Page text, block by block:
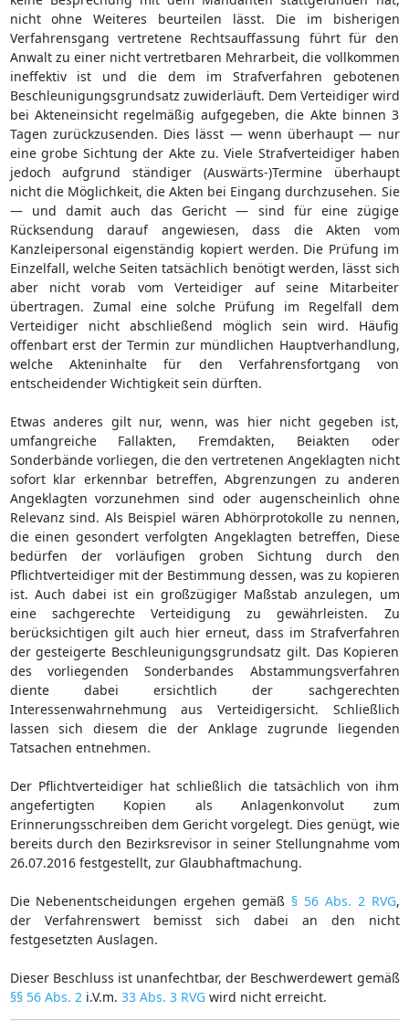
nicht ohne Weiteres beurteilen lässt. Die im bisherigen
Verfahrensgang vertretene Rechtsauffassung führt für den
Anwalt zu einer nicht vertretbaren Mehrarbeit, die vollkommen
ineffektiv ist und die dem im Strafverfahren gebotenen
Beschleunigungsgrundsatz zuwiderläuft. Dem Verteidiger wird
bei Akteneinsicht regelmäßig aufgegeben, die Akte binnen 3
Tagen zurückzusenden. Dies lässt — wenn überhaupt — nur
eine grobe Sichtung der Akte zu. Viele Strafverteidiger haben
jedoch aufgrund ständiger (Auswärts-)Termine überhaupt
nicht die Möglichkeit, die Akten bei Eingang durchzusehen. Sie
— und damit auch das Gericht — sind für eine zügige
Rücksendung darauf angewiesen, dass die Akten vom
Kanzleipersonal eigenständig kopiert werden. Die Prüfung im
Einzelfall, welche Seiten tatsächlich benötigt werden, lässt sich
aber nicht vorab vom Verteidiger auf seine Mitarbeiter
übertragen. Zumal eine solche Prüfung im Regelfall dem
Verteidiger nicht abschließend möglich sein wird. Häufig
offenbart erst der Termin zur mündlichen Hauptverhandlung,
welche Akteninhalte für den Verfahrensfortgang von
entscheidender Wichtigkeit sein dürften.
Etwas anderes gilt nur, wenn, was hier nicht gegeben ist,
umfangreiche Fallakten, Fremdakten, Beiakten oder
Sonderbände vorliegen, die den vertretenen Angeklagten nicht
sofort klar erkennbar betreffen, Abgrenzungen zu anderen
Angeklagten vorzunehmen sind oder augenscheinlich ohne
Relevanz sind. Als Beispiel wären Abhörprotokolle zu nennen,
die einen gesondert verfolgten Angeklagten betreffen, Diese
bedürfen der vorläufigen groben Sichtung durch den
Pflichtverteidiger mit der Bestimmung dessen, was zu kopieren
ist. Auch dabei ist ein großzügiger Maßstab anzulegen, um
eine sachgerechte Verteidigung zu gewährleisten. Zu
berücksichtigen gilt auch hier erneut, dass im Strafverfahren
der gesteigerte Beschleunigungsgrundsatz gilt. Das Kopieren
des vorliegenden Sonderbandes Abstammungsverfahren
diente dabei ersichtlich der sachgerechten
Interessenwahrnehmung aus Verteidigersicht. Schließlich
lassen sich diesem die der Anklage zugrunde liegenden
Tatsachen entnehmen.
Der Pflichtverteidiger hat schließlich die tatsächlich von ihm
angefertigten Kopien als Anlagenkonvolut zum
Erinnerungsschreiben dem Gericht vorgelegt. Dies genügt, wie
bereits durch den Bezirksrevisor in seiner Stellungnahme vom
26.07.2016 festgestellt, zur Glaubhaftmachung.
Die Nebenentscheidungen ergehen gemäß § 56 Abs. 2 RVG,
der Verfahrenswert bemisst sich dabei an den nicht
festgesetzten Auslagen.
Dieser Beschluss ist unanfechtbar, der Beschwerdewert gemäß
§§ 56 Abs. 2 i.V.m. 33 Abs. 3 RVGwird nicht erreicht.